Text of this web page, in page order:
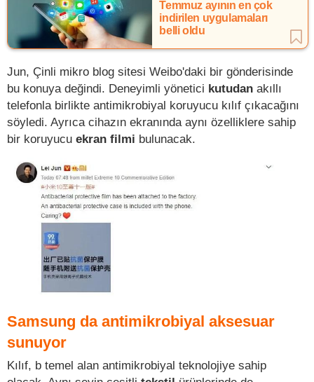
Temmuz ayının en çok
indirilen uygulamaları
belli oldu
Jun, Çinli mikro blog sitesi Weibo'daki bir gönderisinde
bu konuya değindi. Deneyimli yönetici kutudan akıllı
telefonla birlikte antimikrobiyal koruyucu kılıf çıkacağını
söyledi. Ayrıca cihazın ekranında aynı özelliklere sahip
bir koruyucu ekran filmi bulunacak.
Samsung da antimikrobiyal aksesuar
sunuyor
Kılıf, b temel alan antimikrobiyal teknolojiye sahip